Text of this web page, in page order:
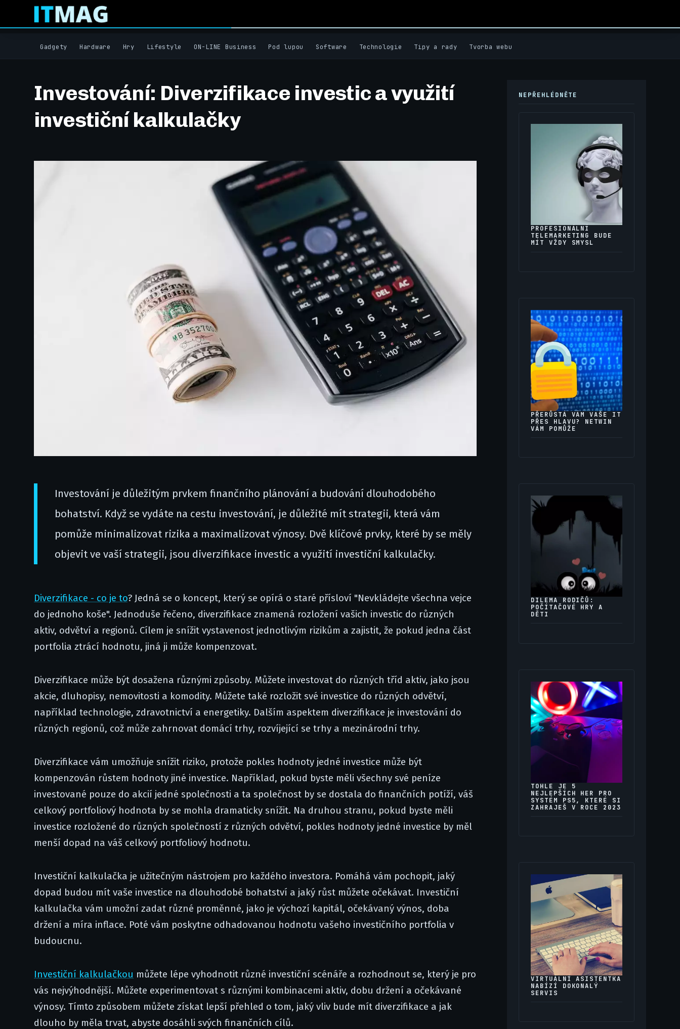
Gadgety Hardware Hry Lifestyle ON-LINE Business Pod lupou Software Technologie Tipy a rady Tvorba webu
Investování: Diverzifikace investic a využití
investiční kalkulačky
Investování je důležitým prvkem finančního plánování a budování dlouhodobého
bohatství. Když se vydáte na cestu investování, je důležité mít strategii, která vám
pomůže minimalizovat rizika a maximalizovat výnosy. Dvě klíčové prvky, které by se měly
objevit ve vaší strategii, jsou diverzifikace investic a využití investiční kalkulačky.
Diverzifikace - co je to? Jedná se o koncept, který se opírá o staré přísloví "Nevkládejte všechna vejce
do jednoho koše". Jednoduše řečeno, diverzifikace znamená rozložení vašich investic do různých
aktiv, odvětví a regionů. Cílem je snížit vystavenost jednotlivým rizikům a zajistit, že pokud jedna část
portfolia ztrácí hodnotu, jiná ji může kompenzovat.
Diverzifikace může být dosažena různými způsoby. Můžete investovat do různých tříd aktiv, jako jsou
akcie, dluhopisy, nemovitosti a komodity. Můžete také rozložit své investice do různých odvětví,
například technologie, zdravotnictví a energetiky. Dalším aspektem diverzifikace je investování do
různých regionů, což může zahrnovat domácí trhy, rozvíjející se trhy a mezinárodní trhy.
Diverzifikace vám umožňuje snížit riziko, protože pokles hodnoty jedné investice může být
kompenzován růstem hodnoty jiné investice. Například, pokud byste měli všechny své peníze
investované pouze do akcií jedné společnosti a ta společnost by se dostala do finančních potíží, váš
celkový portfoliový hodnota by se mohla dramaticky snížit. Na druhou stranu, pokud byste měli
investice rozložené do různých společností z různých odvětví, pokles hodnoty jedné investice by měl
menší dopad na váš celkový portfoliový hodnotu.
Investiční kalkulačka je užitečným nástrojem pro každého investora. Pomáhá vám pochopit, jaký
dopad budou mít vaše investice na dlouhodobé bohatství a jaký růst můžete očekávat. Investiční
kalkulačka vám umožní zadat různé proměnné, jako je výchozí kapitál, očekávaný výnos, doba
držení a míra inflace. Poté vám poskytne odhadovanou hodnotu vašeho investičního portfolia v
budoucnu.
Investiční kalkulačkou můžete lépe vyhodnotit různé investiční scénáře a rozhodnout se, který je pro
vás nejvýhodnější. Můžete experimentovat s různými kombinacemi aktiv, dobu držení a očekávané
výnosy. Tímto způsobem můžete získat lepší přehled o tom, jaký vliv bude mít diverzifikace a jak
dlouho by měla trvat, abyste dosáhli svých finančních cílů.
NEPŘEHLÉDNĚTE
PROFESIONÁLNÍ
TELEMARKETING BUDE
MÍT VŽDY SMYSL
PŘERŮSTÁ VÁM VAŠE IT
PŘES HLAVU? NETWIN
VÁM POMŮŽE
DILEMA RODIČŮ:
POČÍTAČOVÉ HRY A
DĚTI
TOHLE JE 5
NEJLEPŠÍCH HER PRO
SYSTÉM PS5, KTERÉ SI
ZAHRAJEŠ V ROCE 2023
VIRTUÁLNÍ ASISTENTKA
NABÍZÍ DOKONALÝ
SERVIS